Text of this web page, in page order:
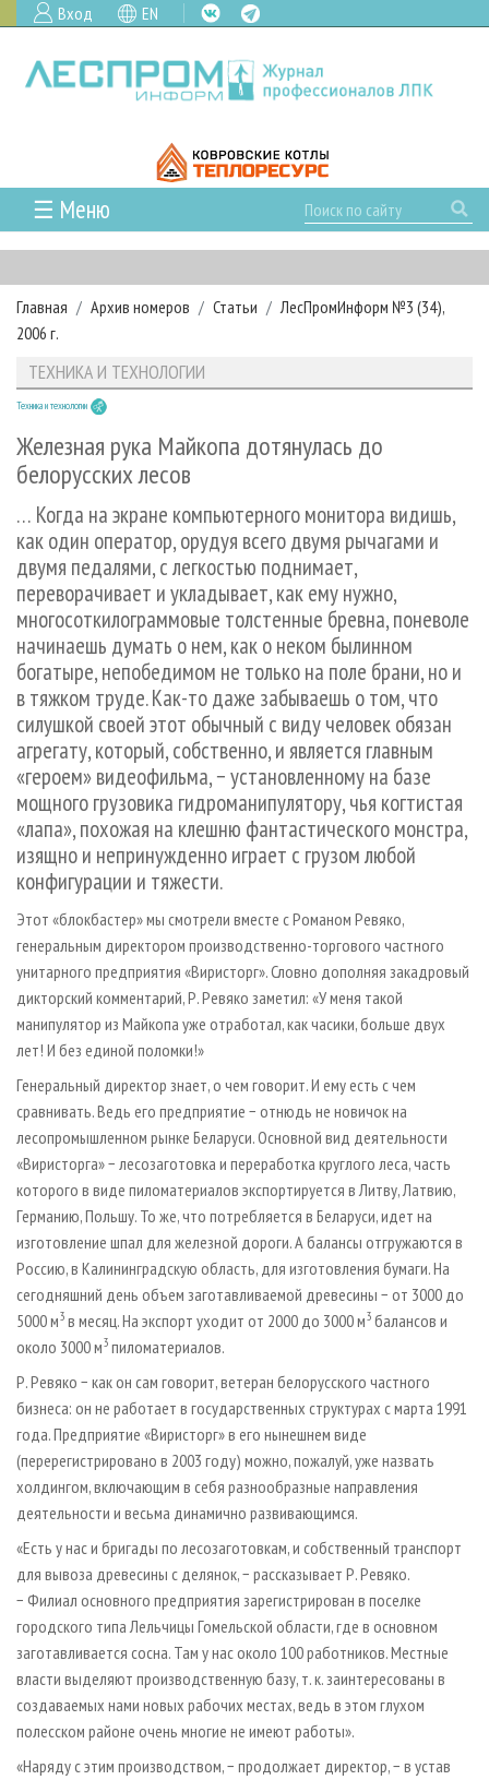
Вход EN
☰ Меню
ГЛАВНАЯ
РУБРИКИ И ТЕМЫ
РУБРИКИ ЖУРНАЛА
ЛЕСОЗАГОТОВКА
ДЕРЕВООБРАБОТКА
ПРОИЗВОДСТВО ДРЕВЕСНЫХ ПЛИТ
ДЕРЕВЯННОЕ ДОМОСТРОЕНИЕ
ПРОИЗВОДСТВО МЕБЕЛИ
БИОЭНЕРГЕТИКА
ЦБП
ИНСТРУМЕНТ И МАТЕРИАЛЫ
НОВОСТИ
НОВОСТИ ЛПК
НОВОСТИ ЖУРНАЛА
НОВОСТИ КОМПАНИЙ
ПРОЕКТЫ ЛПИ
АНАЛИТИКА
ПРЕДПРИЯТИЯ ЛПК
ЛЕСНЫЕ РЕГИОНЫ РОССИИ
ПЕРСОНЫ
МОБИЛЬНЫЕ ВЫСТАВКИ
ОФИЦИАЛЬНЫЕ ДЕЛЕГАЦИИ
ПРИОРИТЕТНЫЕ ИНВЕСТПРОЕКТЫ
RUSSIAN FORESTRY REVIEW
ГАЗЕТА ЛЕСПРОМФОРУМ
БИБЛИОТЕКА СПЕЦИАЛИСТА
АРХИВ
АРХИВ ЖУРНАЛОВ
СТАТЬИ
О ЖУРНАЛЕ
ПОДПИСКА
КОНТАКТЫ
РЕКЛАМОДАТЕЛЯМ
РЕКЛАМА
РЕКЛАМА НА САЙТЕ
Главная Архив номеров Статьи
ЛесПромИнформ №3 (34),
2006 г.
ТЕХНИКА И ТЕХНОЛОГИИ
Техника и технологии
Железная рука Майкопа дотянулась до
белорусских лесов
… Когда на экране компьютерного монитора видишь,
как один оператор, орудуя всего двумя рычагами и
двумя педалями, с легкостью поднимает,
переворачивает и укладывает, как ему нужно,
многосоткилограммовые толстенные бревна, поневоле
начинаешь думать о нем, как о неком былинном
богатыре, непобедимом не только на поле брани, но и
в тяжком труде. Как-то даже забываешь о том, что
силушкой своей этот обычный с виду человек обязан
агрегату, который, собственно, и является главным
«героем» видеофильма, − установленному на базе
мощного грузовика гидроманипулятору, чья когтистая
«лапа», похожая на клешню фантастического монстра,
изящно и непринужденно играет с грузом любой
конфигурации и тяжести.
Этот «блокбастер» мы смотрели вместе с Романом Ревяко,
генеральным директором производственно-торгового частного
унитарного предприятия «Виристорг». Словно дополняя закадровый
дикторский комментарий, Р. Ревяко заметил: «У меня такой
манипулятор из Майкопа уже отработал, как часики, больше двух
лет! И без единой поломки!»
Генеральный директор знает, о чем говорит. И ему есть с чем
сравнивать. Ведь его предприятие − отнюдь не новичок на
лесопромышленном рынке Беларуси. Основной вид деятельности
«Виристорга» − лесозаготовка и переработка круглого леса, часть
которого в виде пиломатериалов экспортируется в Литву, Латвию,
Германию, Польшу. То же, что потребляется в Беларуси, идет на
изготовление шпал для железной дороги. А балансы отгружаются в
Россию, в Калининградскую область, для изготовления бумаги. На
сегодняшний день объем заготавливаемой древесины − от 3000 до
5000 м3 в месяц. На экспорт уходит от 2000 до 3000 м3 балансов и
около 3000 м3 пиломатериалов.
Р. Ревяко − как он сам говорит, ветеран белорусского частного
бизнеса: он не работает в государственных структурах с марта 1991
года. Предприятие «Виристорг» в его нынешнем виде
(перерегистрировано в 2003 году) можно, пожалуй, уже назвать
холдингом, включающим в себя разнообразные направления
деятельности и весьма динамично развивающимся.
«Есть у нас и бригады по лесозаготовкам, и собственный транспорт
для вывоза древесины с делянок, − рассказывает Р. Ревяко.
− Филиал основного предприятия зарегистрирован в поселке
городского типа Лельчицы Гомельской области, где в основном
заготавливается сосна. Там у нас около 100 работников. Местные
власти выделяют производственную базу, т. к. заинтересованы в
создаваемых нами новых рабочих местах, ведь в этом глухом
полесском районе очень многие не имеют работы».
«Наряду с этим производством, − продолжает директор, − в устав